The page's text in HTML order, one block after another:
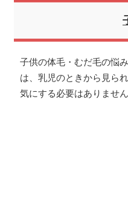
子供の体毛・むだ毛の悩
は、乳児のときから見ら
気にする必要はありませ